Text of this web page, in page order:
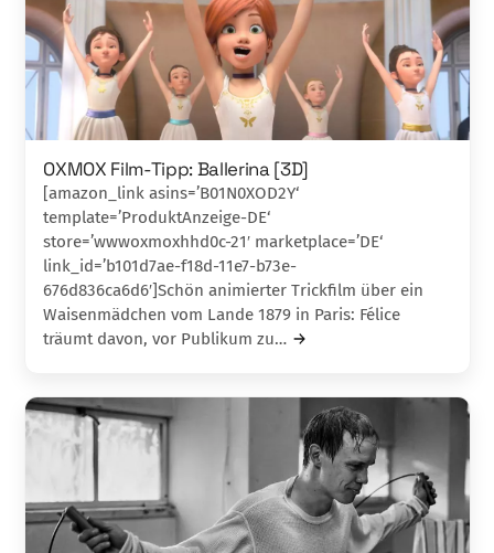
OXMOX Film-Tipp: Ballerina [3D]
[amazon_link asins=’B01N0XOD2Y‘
template=’ProduktAnzeige-DE‘
store=’wwwoxmoxhhd0c-21′ marketplace=’DE‘
link_id=’b101d7ae-f18d-11e7-b73e-
676d836ca6d6′]Schön animierter Trickfilm über ein
Waisenmäd­chen vom Lande 1879 in Paris: Félice
träumt davon, vor Publikum zu…